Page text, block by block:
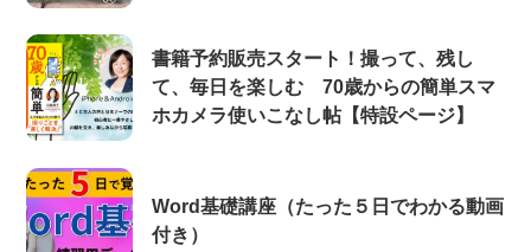
書籍予約販売スタート！撮って、残し
て、毎日を楽しむ 70歳からの簡単スマ
ホカメラ使いこなし帖【特設ページ】
Word基礎講座（たった５日でわかる動画
付き）